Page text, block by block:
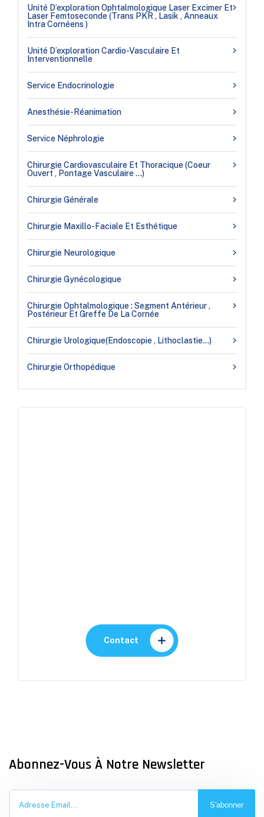
Unité D’exploration Ophtalmologique Laser Excimer Et
Laser Femtoseconde (Trans PKR , Lasik , Anneaux
Intra Cornéens )
Unité D’exploration Cardio-Vasculaire Et
Interventionnelle
Service Endocrinologie
Anesthésie-Réanimation
Service Néphrologie
Chirurgie Cardiovasculaire Et Thoracique (coeur
Ouvert , Pontage Vasculaire …)
Chirurgie Générale
Chirurgie Maxillo-Faciale Et Esthétique
Chirurgie Neurologique
Chirurgie Gynécologique
Chirurgie Ophtalmologique : Segment Antérieur ,
Postérieur Et Greffe De La Cornée
Chirurgie Urologique(endoscopie , Lithoclastie…)
Chirurgie Orthopédique
Contact
Abonnez-Vous À Notre Newsletter
S'abonner